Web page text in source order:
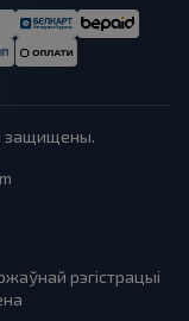
защищены.
рэгістрацыі